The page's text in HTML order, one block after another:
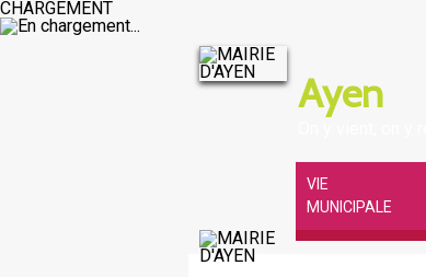
CHARGEMENT
Ayen
VIE
MUNICIPALE